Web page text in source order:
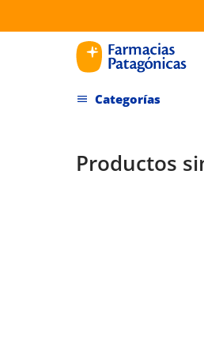
Productos